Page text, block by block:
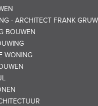
- ARCHITECT FRANK
BOUWEN
WONING